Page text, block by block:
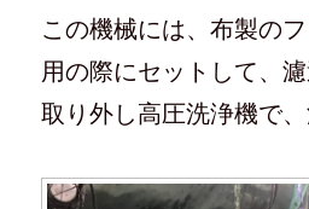
この機械には、布製の
用の際にセットして、濾
取り外し高圧洗浄機で